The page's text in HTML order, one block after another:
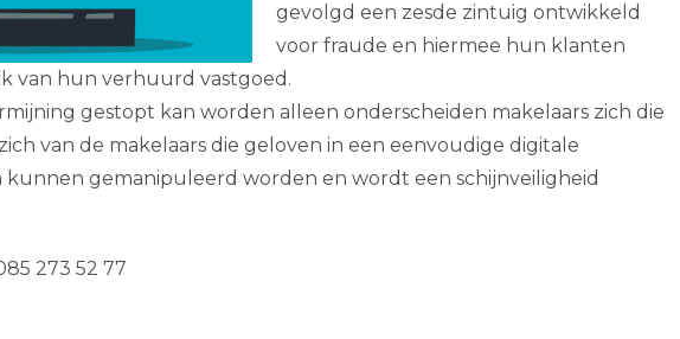
gevolgd een zesde zintuig ontwikkeld
voor fraude en hiermee hun klanten
van hun verhuurd vastgoed.
gestopt kan worden alleen onderscheiden makelaars zich die
van de makelaars die geloven in een eenvoudige digitale
kunnen gemanipuleerd worden en wordt een schijnveiligheid
273 52 77